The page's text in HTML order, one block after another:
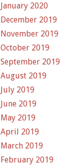
January 2020
December 2019
November 2019
October 2019
September 2019
August 2019
July 2019
June 2019
May 2019
April 2019
March 2019
February 2019